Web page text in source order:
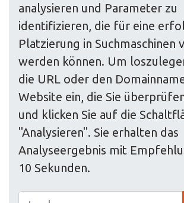
analysieren und Parameter zu
identifizieren, die für eine
Platzierung in Suchmaschinen
werden können. Um
die URL oder den
Website ein, die Sie
und klicken Sie auf die
"Analysieren". Sie erhalten das
Analyseergebnis mit
10 Sekunden.